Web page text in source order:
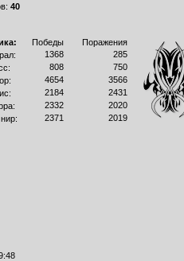
40
Победы
Поражения
1368
285
808
750
4654
3566
2184
2431
2332
2020
2371 2019